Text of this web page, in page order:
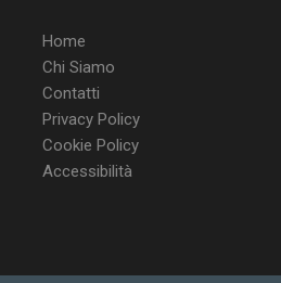
Home
Chi Siamo
Contatti
Privacy Policy
Cookie Policy
Accessibilità